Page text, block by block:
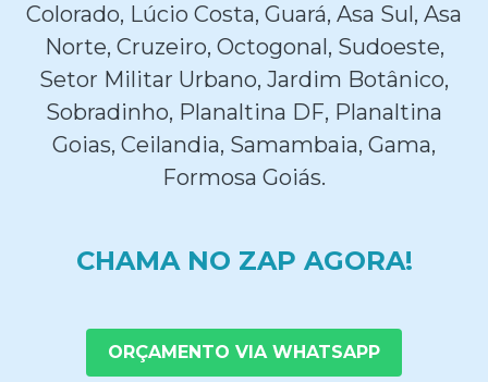
Colorado, Lúcio Costa, Guará, Asa Sul, Asa
Norte, Cruzeiro, Octogonal, Sudoeste,
Setor Militar Urbano, Jardim Botânico,
Sobradinho, Planaltina DF, Planaltina
Goias, Ceilandia, Samambaia, Gama,
Formosa Goiás.
CHAMA NO ZAP AGORA!
ORÇAMENTO VIA WHATSAPP